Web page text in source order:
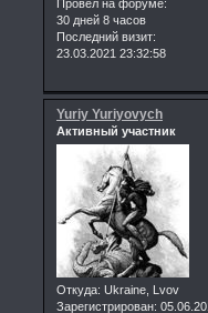
Провел на форуме:
30 дней 8 часов
Последний визит:
23.03.2021 23:32:58
Yuriy Yuriyovych
Активный участник
Откуда: Ukraine, Lvov
Зарегистрирован: